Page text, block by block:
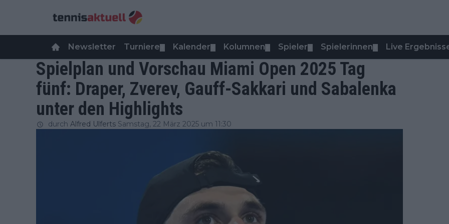
Newsletter Turniere Kalender Kolumnen Spieler Spielerinnen Live
Spielplan und Vorschau Miami Open 2025 Tag
fünf: Draper, Zverev, Gauff-Sakkari und Sabalenka
unter den Highlights
durch Alfred Ulferts Samstag, 22 März 2025 um 11:30